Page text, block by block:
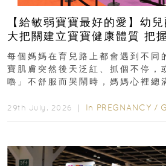
【給敏弱寶寶最好的愛】幼
大把關建立寶寶健康體質 把
每個媽媽在育兒路上都會遇到不同
寶肌膚突然後天泛紅、抓個不停，
嚕」不舒服而哭鬧時，媽媽心裡總
29th July, 2026 ｜ In PREGNANCY /